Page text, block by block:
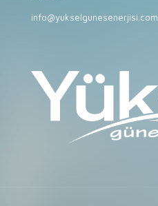
info@yukselgunesenerjisi.com